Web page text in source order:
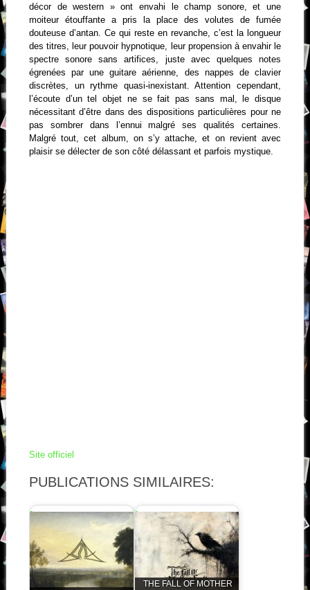
décor de western » ont envahi le champ sonore, et une
moiteur étouffante a pris la place des volutes de fumée
douteuse d’antan. Ce qui reste en revanche, c’est la longueur
des titres, leur pouvoir hypnotique, leur propension à envahir le
spectre sonore sans artifices, juste avec quelques notes
égrenées par une guitare aérienne, des nappes de clavier
discrètes, un rythme quasi-inexistant. Attention cependant,
l’écoute d’un tel objet ne se fait pas sans mal, le disque
nécessitant d’être dans des dispositions particulières pour ne
pas sombrer dans l’ennui malgré ses qualités certaines.
Malgré tout, cet album, on s’y attache, et on revient avec
plaisir se délecter de son côté délassant et parfois mystique.
Site officiel
PUBLICATIONS SIMILAIRES:
THE FALL OF MOTHER